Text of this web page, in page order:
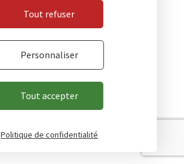
Tout accepter
Tout refuser
Personnaliser
Politique de confidentialité